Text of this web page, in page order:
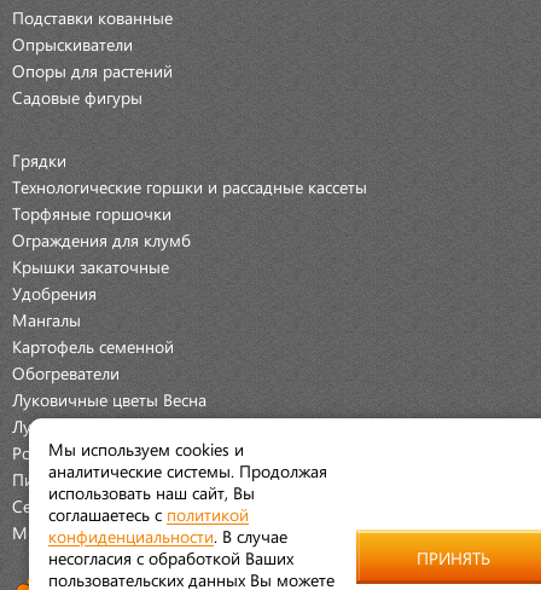
Подставки кованные
Опрыскиватели
Опоры для растений
Садовые фигуры
Грядки
Технологические горшки и рассадные кассеты
Торфяные горшочки
Ограждения для клумб
Крышки закаточные
Удобрения
Мангалы
Картофель семенной
Обогреватели
Луковичные цветы Весна
Луковичные цветы Осень
Розы
Пионы
Семена Овощей
Мраморная крошка
Мы используем cookies и
аналитические системы. Продолжая
использовать наш сайт, Вы
соглашаетесь с политикой
конфиденциальности . В случае
несогласия с обработкой Ваших
пользовательских данных Вы можете
ПРИНЯТЬ